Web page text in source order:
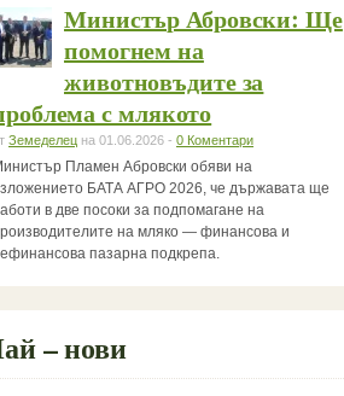
Министър Абровски: Ще
помогнем на
животновъдите за
с млякото
Земеделец на 01.06.2026 - 0 Коментари
Пламен Абровски обяви на
БАТА АГРО 2026, че държавата ще
в две посоки за подпомагане на
на мляко — финансова и
пазарна подкрепа.
– нови